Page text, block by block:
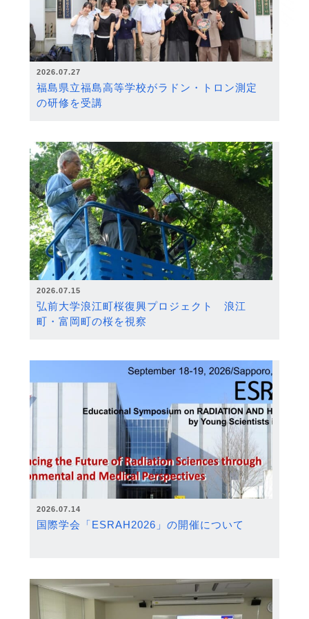
2026.07.27
福島県立福島高等学校がラドン・トロン測定
の研修を受講
2026.07.15
弘前大学浪江町桜復興プロジェクト 浪江
町・富岡町の桜を視察
2026.07.14
国際学会「ESRAH2026」の開催について